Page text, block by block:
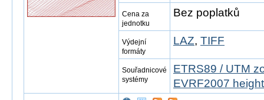
Cena za
jednotku
Bez poplatků
Výdejní
formáty
LAZ, TIFF
Souřadnicové
systémy
ETRS89 / UTM
EVRF2007 height